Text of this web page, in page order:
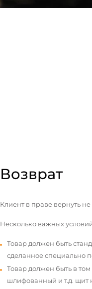
Возврат
Клиент в праве вернуть
Несколько важных
Товар должен быть
сделанное специально
Товар должен быть в
шлифованный и т.д. щит